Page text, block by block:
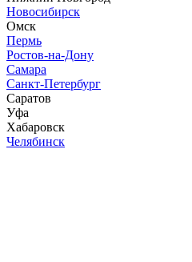
Новосибирск
Омск
Пермь
Ростов-на-Дону
Самара
Санкт-Петербург
Саратов
Уфа
Хабаровск
Челябинск